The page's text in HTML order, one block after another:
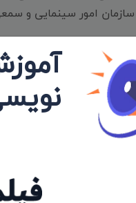
سازمان امور سینمایی و
دریافتی به تصویب